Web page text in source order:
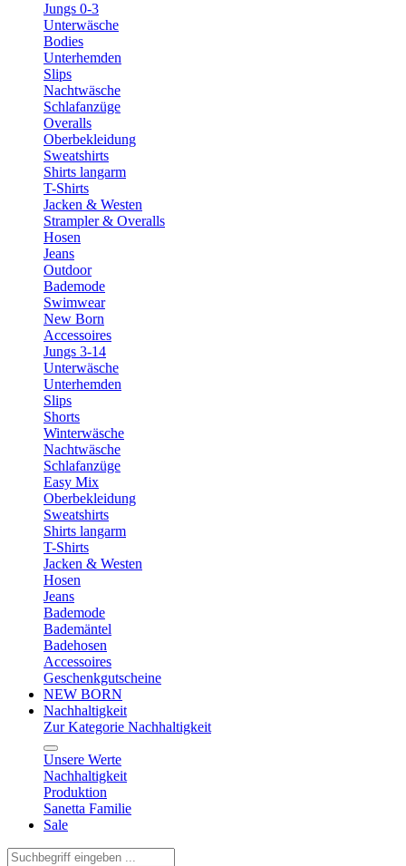
Jungs 0-3
Unterwäsche
Bodies
Unterhemden
Slips
Nachtwäsche
Schlafanzüge
Overalls
Oberbekleidung
Sweatshirts
Shirts langarm
T-Shirts
Jacken & Westen
Strampler & Overalls
Hosen
Jeans
Outdoor
Bademode
Swimwear
New Born
Accessoires
Jungs 3-14
Unterwäsche
Unterhemden
Slips
Shorts
Winterwäsche
Nachtwäsche
Schlafanzüge
Easy Mix
Oberbekleidung
Sweatshirts
Shirts langarm
T-Shirts
Jacken & Westen
Hosen
Jeans
Bademode
Bademäntel
Badehosen
Accessoires
Geschenkgutscheine
NEW BORN
Nachhaltigkeit
Zur Kategorie Nachhaltigkeit
Unsere Werte
Nachhaltigkeit
Produktion
Sanetta Familie
Sale